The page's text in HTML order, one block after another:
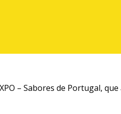
– Sabores de Portugal, que